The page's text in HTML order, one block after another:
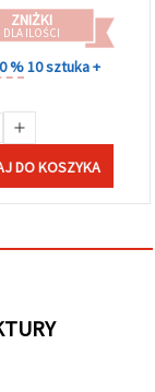
ZNIŻKI
DLA ILOŚCI
%10 sztuka +
DO KOSZYKA